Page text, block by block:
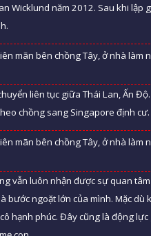
Wicklund năm 2012. Sau khi lập
liên tục giữa Thái Lan, Ấn
chồng sang Singapore định cư.
vẫn luôn nhận được sự quan
ngoặt lớn của mình. Mặc dù
hạnh phúc. Đây cũng là động